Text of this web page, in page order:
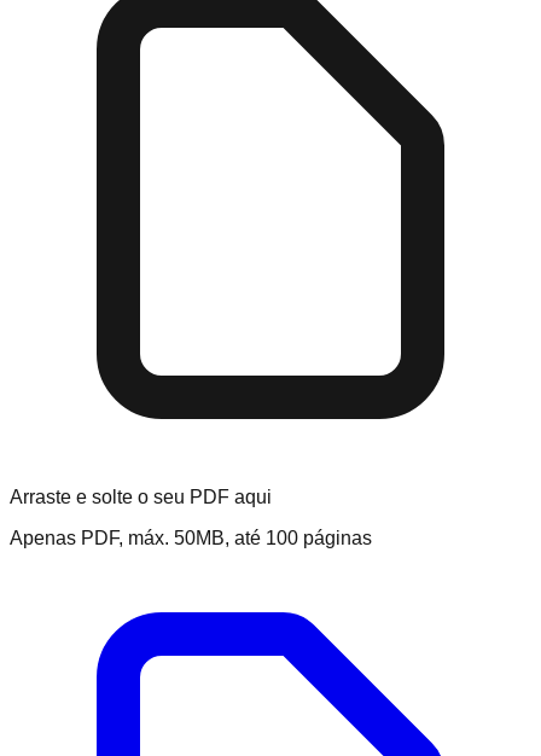
Arraste e solte o seu PDF aqui
Apenas PDF, máx. 50MB, até 100 páginas